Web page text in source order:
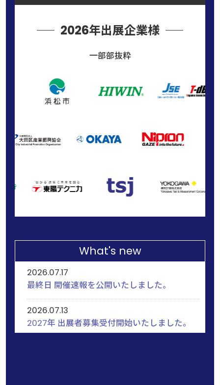
2026年出展企業様
一部部抜粋
What's new
2026.07.17
最終日 開催速報を公開いたしました。
2026.07.13
2027年 出展者募集受付開始いたしました。